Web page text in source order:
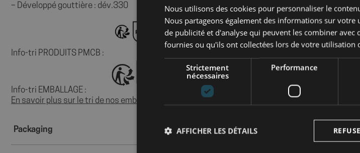
– Développé gouttière : dév.330
Info-tri PRODUITS PMCB :
Info-tri EMBALLAGE :
En savoir plus sur le tri de nos emballages et de nos produits
Packaging
Nous utilisons des cookies pour personnaliser le
Nous partageons également des informations sur
de publicité et d'analyse qui peuvent les combiner
fournies ou qu'ils ont collectées lors de votre utilisation
Strictement
nécessaires
Performance
AFFICHER LES DÉTAILS